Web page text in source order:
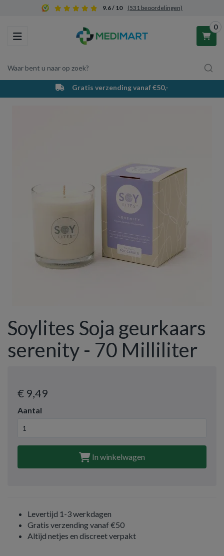
9.6 / 10 (531 beoordelingen)
Toggle navigation
Waar bent u naar op zoek?
0
Winkelwagen
Gratis verzending vanaf €50,-
Soylites Soja geurkaars
serenity - 70 Milliliter
€ 9,49
Aantal
In winkelwagen
Levertijd 1-3 werkdagen
Gratis verzending vanaf €50
Altijd netjes en discreet verpakt